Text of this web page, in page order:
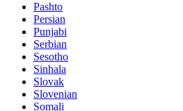
Pashto
Persian
Punjabi
Serbian
Sesotho
Sinhala
Slovak
Slovenian
Somali